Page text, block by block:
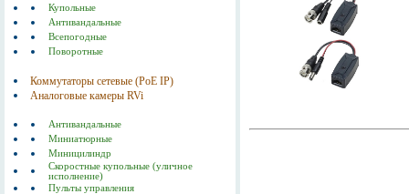
Купольные
Антивандальные
Всепогодные
Поворотные
Коммутаторы сетевые (РоЕ IP)
Аналоговые камеры RVi
Антивандальные
Миниатюрные
Миницилиндр
Скоростные купольные (уличное
исполнение)
Пульты управления